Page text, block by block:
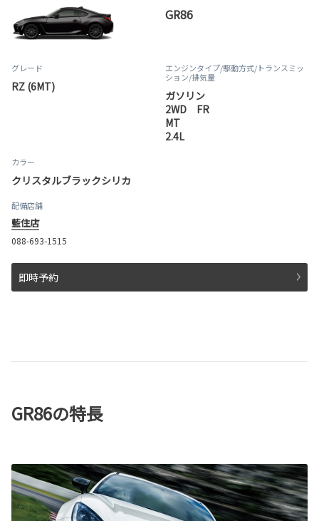
GR86
グレード
RZ (6MT)
エンジンタイプ/駆動方式/トランスミッ
ション/排気量
ガソリン
2WD FR
MT
2.4L
カラー
クリスタルブラックシリカ
配備店舗
藍住店
088-693-1515
即時予約
GR86の特長